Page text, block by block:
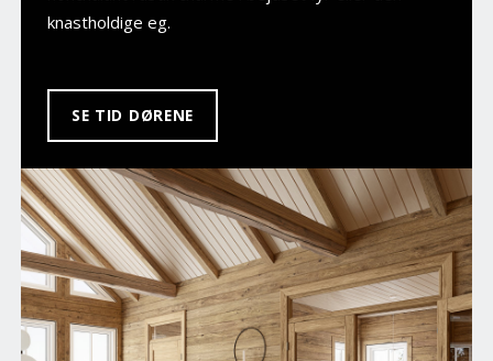
knastholdige eg.
SE TID DØRENE